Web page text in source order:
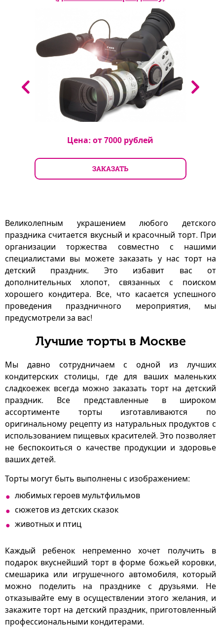
Цена: от7000 рублей
ЗАКАЗАТЬ
Великолепным украшением любого детского
праздника считается вкусный и красочный торт. При
организации торжества совместно с нашими
специалистами вы можете заказать у нас торт на
детский праздник. Это избавит вас от
дополнительных хлопот, связанных с поиском
хорошего кондитера. Все, что касается успешного
проведения праздничного мероприятия, мы
предусмотрели за вас!
Лучшие торты в Москве
Мы давно сотрудничаем с одной из лучших
кондитерских столицы, где для ваших маленьких
сладкоежек всегда можно заказать торт на детский
праздник. Все представленные в широком
ассортименте торты изготавливаются по
оригинальному рецепту из натуральных продуктов с
использованием пищевых красителей. Это позволяет
не беспокоиться о качестве продукции и здоровье
ваших детей.
Торты могут быть выполнены с изображением:
любимых героев мультфильмов
сюжетов из детских сказок
животных и птиц
Каждый ребенок непременно хочет получить в
подарок вкуснейший торт в форме божьей коровки,
смешарика или игрушечного автомобиля, который
можно поделить на празднике с друзьями. Не
отказывайте ему в осуществлении этого желания, и
закажите торт на детский праздник, приготовленный
профессиональными кондитерами.